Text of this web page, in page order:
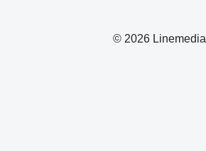
© 2026 Linemedia